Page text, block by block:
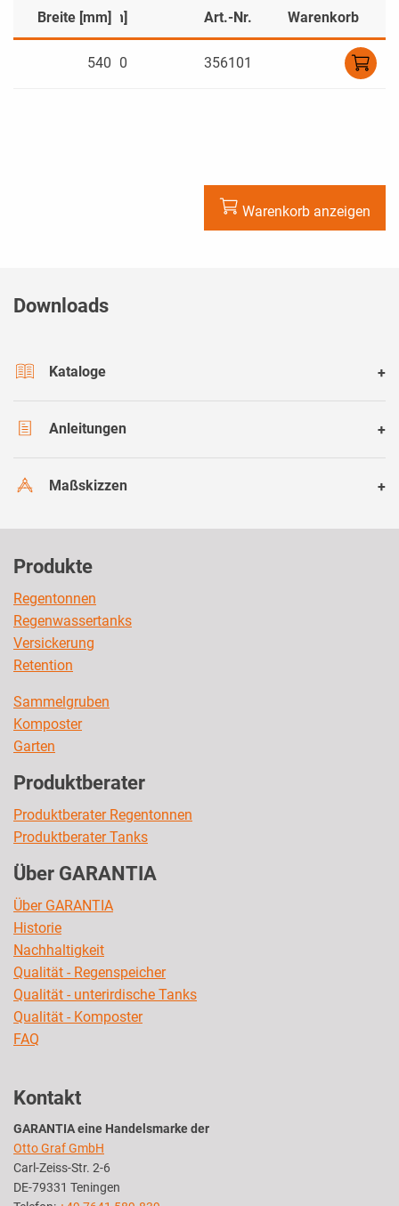
Breite [mm]
540
Länge/Tiefe [mm] Art.-Nr. Warenkorb
580 356101
Warenkorb anzeigen
Downloads
Kataloge
Anleitungen
Maßskizzen
Produkte
Regentonnen
Regenwassertanks
Versickerung
Retention
Sammelgruben
Komposter
Garten
Produktberater
Produktberater Regentonnen
Produktberater Tanks
Über GARANTIA
Über GARANTIA
Historie
Nachhaltigkeit
Qualität - Regenspeicher
Qualität - unterirdische Tanks
Qualität - Komposter
FAQ
Kontakt
GARANTIA eine Handelsmarke der
Otto Graf GmbH
Carl-Zeiss-Str. 2-6
DE-79331 Teningen